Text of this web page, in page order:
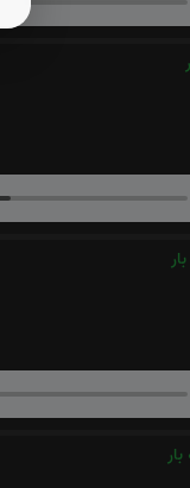
بار
بار